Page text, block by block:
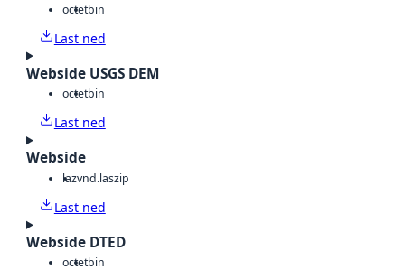
octetbin
Last ned
Webside USGS DEM
octetbin
Last ned
Webside
lazvnd.laszip
Last ned
Webside DTED
octetbin